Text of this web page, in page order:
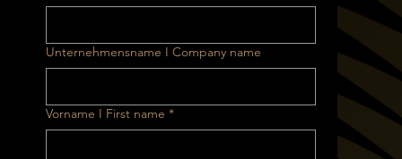
Unternehmensname I Company name
Vorname I First name *